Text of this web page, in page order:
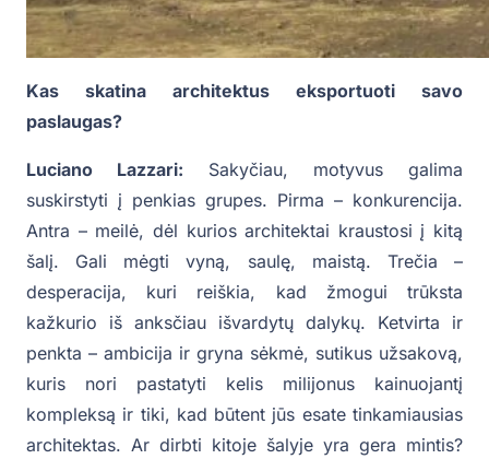
Kas skatina architektus eksportuoti savo
paslaugas?
Luciano Lazzari: Sakyčiau, motyvus galima
suskirstyti į penkias grupes. Pirma – konkurencija.
Antra – meilė, dėl kurios architektai kraustosi į kitą
šalį. Gali mėgti vyną, saulę, maistą. Trečia –
desperacija, kuri reiškia, kad žmogui trūksta
kažkurio iš anksčiau išvardytų dalykų. Ketvirta ir
penkta – ambicija ir gryna sėkmė, sutikus užsakovą,
kuris nori pastatyti kelis milijonus kainuojantį
kompleksą ir tiki, kad būtent jūs esate tinkamiausias
architektas. Ar dirbti kitoje šalyje yra gera mintis?